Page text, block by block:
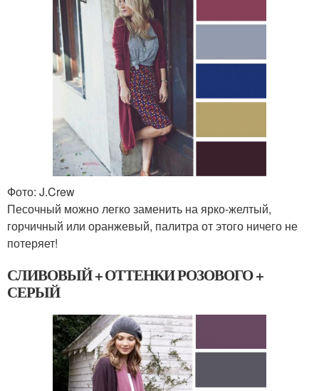
Фото: J.Crew
Песочный можно легко заменить на ярко-желтый,
горчичный или оранжевый, палитра от этого ничего не
потеряет!
СЛИВОВЫЙ + ОТТЕНКИ РОЗОВОГО +
СЕРЫЙ